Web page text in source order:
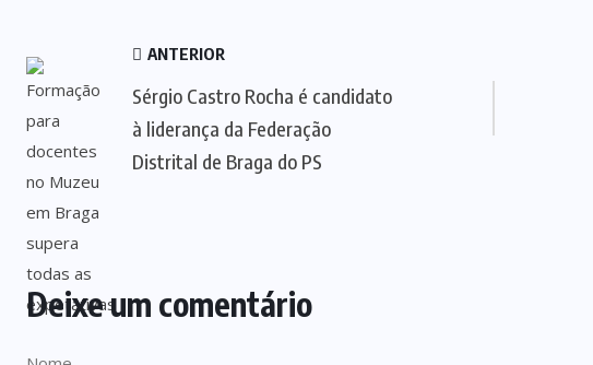
ANTERIOR
Sérgio Castro Rocha é candidato
à liderança da Federação
Distrital de Braga do PS
Deixe um comentário